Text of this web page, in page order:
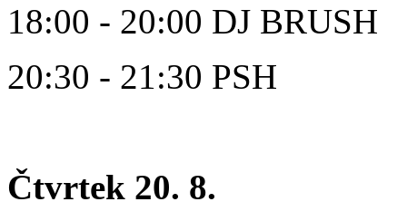
18:00 - 20:00 DJ BRUSH
20:30 - 21:30 PSH
Čtvrtek 20. 8.